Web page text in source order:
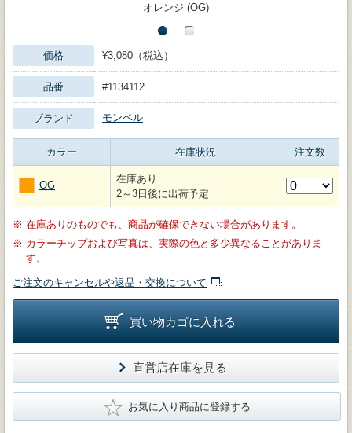
オレンジ (OG)
価格 ¥3,080（税込）
品番 #1134112
ブランド モンベル
カラー 在庫状況 注文数
OG
在庫あり
2～3日後に出荷予定
※ 在庫ありのものでも、商品が確保できない場合があります。
※ カラーチップおよび写真は、実際の色と多少異なることがありま
す。
ご注文のキャンセルや返品・交換について
買い物カゴに入れる
直営店在庫を見る
★ お気に入り商品に登録する